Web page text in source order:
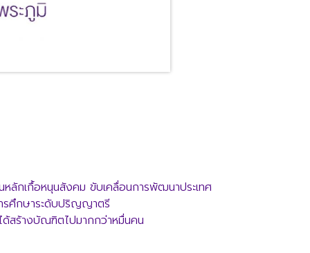
ลักเกื้อหนุนสังคม ขับเคลื่อนการพัฒนาประเทศ
รศึกษาระดับปริญญาตรี
สร้างบัณฑิตไปมากกว่าหมื่นคน